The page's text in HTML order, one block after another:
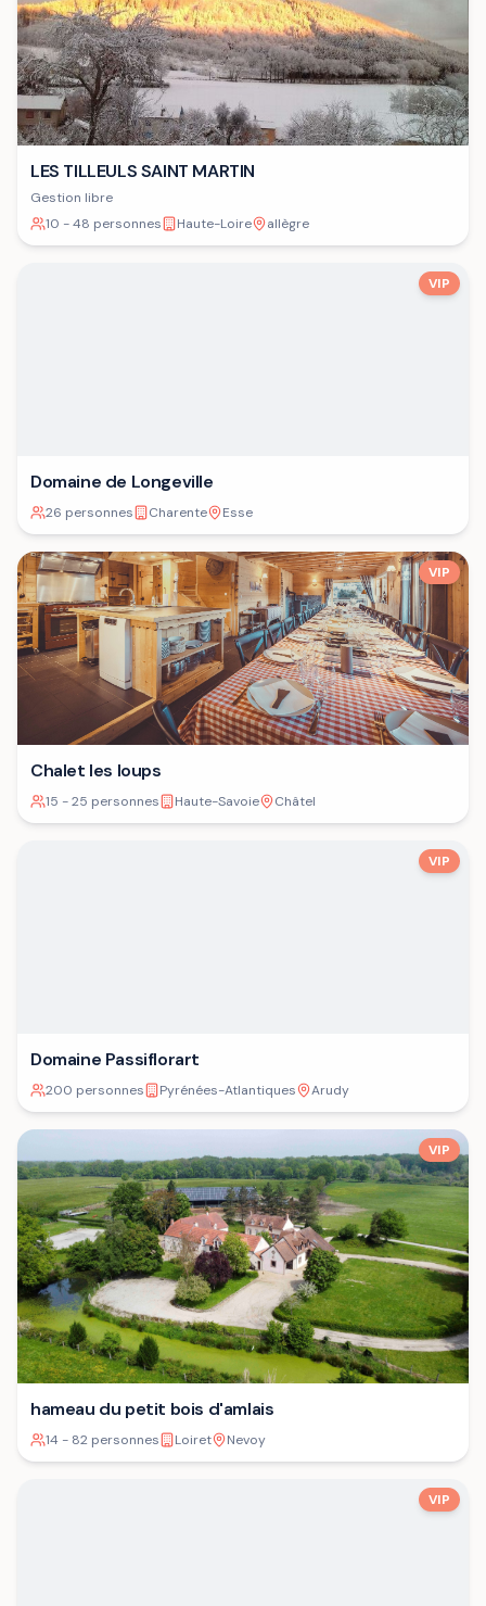
LES TILLEULS SAINT MARTIN
Gestion libre
10 - 48 personnes
Haute-Loire allègre
VIP
Domaine de Longeville
26 personnes Charente Esse
VIP
Chalet les loups
15 - 25 personnes Haute-Savoie Châtel
VIP
Domaine Passiflorart
200 personnes Pyrénées-Atlantiques Arudy
VIP
hameau du petit bois d'amlais
14 - 82 personnes Loiret Nevoy
VIP